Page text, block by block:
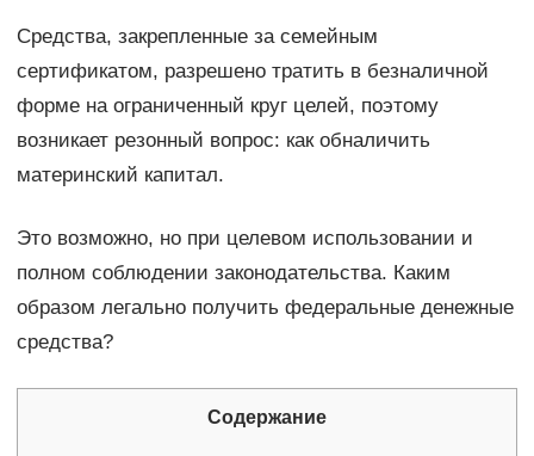
Средства, закрепленные за семейным
сертификатом, разрешено тратить в безналичной
форме на ограниченный круг целей, поэтому
возникает резонный вопрос: как обналичить
материнский капитал.
Это возможно, но при целевом использовании и
полном соблюдении законодательства. Каким
образом легально получить федеральные денежные
средства?
Содержание